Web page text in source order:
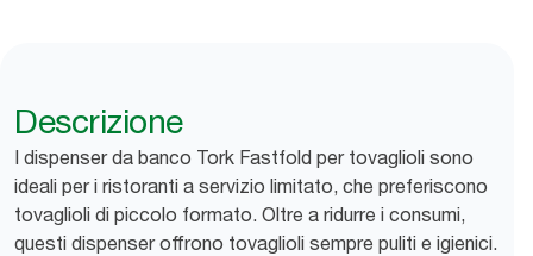
Descrizione
I dispenser da banco Tork Fastfold per tovaglioli sono
ideali per i ristoranti a servizio limitato, che preferiscono
tovaglioli di piccolo formato. Oltre a ridurre i consumi,
questi dispenser offrono tovaglioli sempre puliti e igienici.